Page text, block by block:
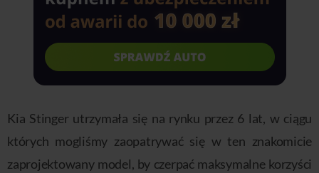
Kia Stinger utrzymała się na rynku przez 6 lat, w ciągu
których mogliśmy zaopatrywać się w ten znakomicie
zaprojektowany model, by czerpać maksymalne korzyści